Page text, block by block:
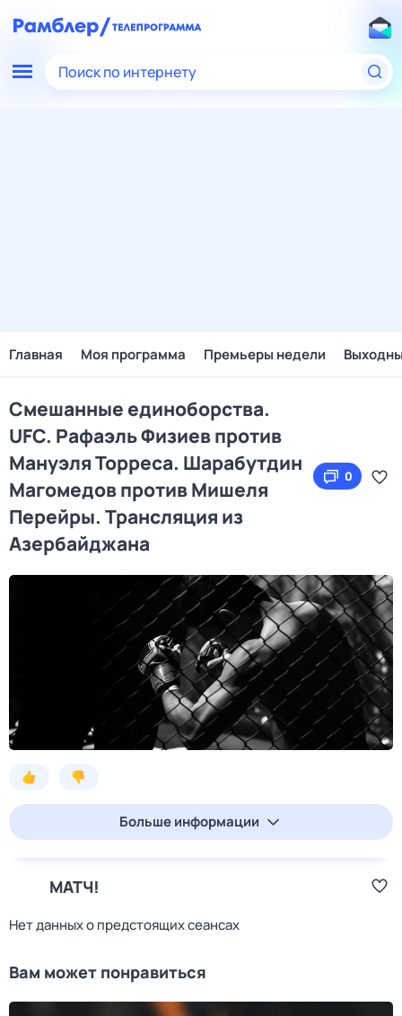
Поиск по интернету
Главная Моя программа Премьеры недели
Смешанные единоборства.
UFC. Рафаэль Физиев против
Мануэля Торреса. Шарабутдин
Магомедов против Мишеля
Перейры. Трансляция из
Азербайджана
0
Больше информации
МАТЧ!
Нет данных о предстоящих сеансах
Вам может понравиться